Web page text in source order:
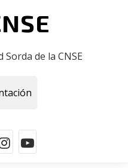
de la CNSE